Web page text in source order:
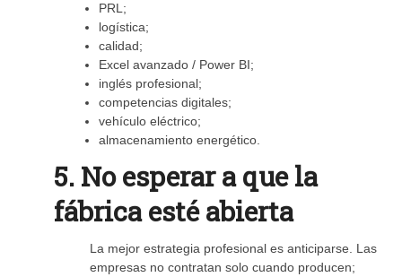
PRL;
logística;
calidad;
Excel avanzado / Power BI;
inglés profesional;
competencias digitales;
vehículo eléctrico;
almacenamiento energético.
5. No esperar a que la
fábrica esté abierta
La mejor estrategia profesional es anticiparse. Las
empresas no contratan solo cuando producen;